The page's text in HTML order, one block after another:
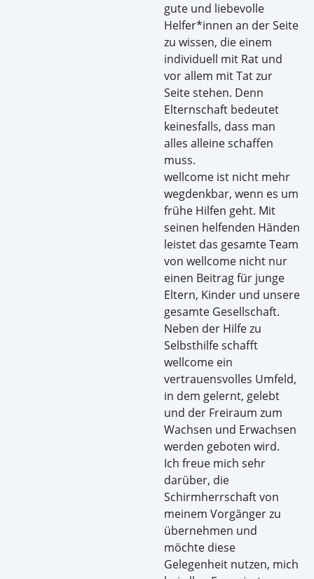
gute und liebevolle
Helfer*innen an der Seite
zu wissen, die einem
individuell mit Rat und
vor allem mit Tat zur
Seite stehen. Denn
Elternschaft bedeutet
keinesfalls, dass man
alles alleine schaffen
muss.
wellcome ist nicht mehr
wegdenkbar, wenn es um
frühe Hilfen geht. Mit
seinen helfenden Händen
leistet das gesamte Team
von wellcome nicht nur
einen Beitrag für junge
Eltern, Kinder und unsere
gesamte Gesellschaft.
Neben der Hilfe zu
Selbsthilfe schafft
wellcome ein
vertrauensvolles Umfeld,
in dem gelernt, gelebt
und der Freiraum zum
Wachsen und Erwachsen
werden geboten wird.
Ich freue mich sehr
darüber, die
Schirmherrschaft von
meinem Vorgänger zu
übernehmen und
möchte diese
Gelegenheit nutzen, mich